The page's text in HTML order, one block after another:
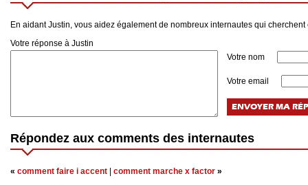
En aidant Justin, vous aidez également de nombreux internautes qui cherchent
Votre réponse à Justin
Votre nom
Votre email
Répondez aux comments des internautes
« comment faire i accent comment marche x factor »